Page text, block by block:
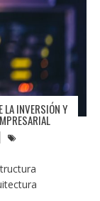
LA INVERSIÓN Y